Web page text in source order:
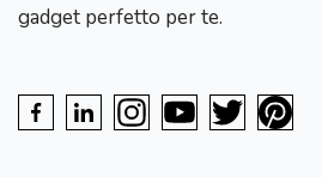
gadget perfetto per te.